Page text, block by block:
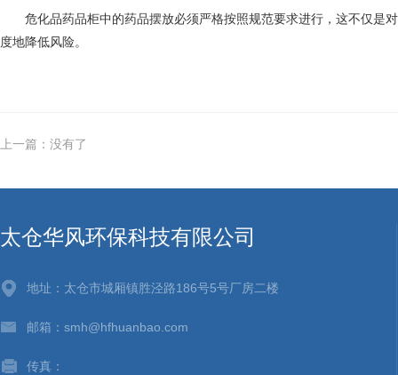
危化品药品柜中的药品摆放必须严格按照规范要求进行，这不仅是
度地降低风险。
上一篇：没有了
太仓华风环保科技有限公司
地址：太仓市城厢镇胜泾路186号5号厂房二楼
邮箱：smh@hfhuanbao.com
传真：